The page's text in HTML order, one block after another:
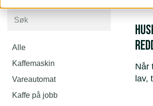
Alle
Kaffemaskin
Vareautomat
Kaffe på jobb
Når
lav,